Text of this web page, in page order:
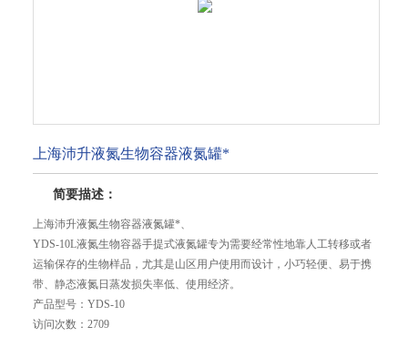
上海沛升液氮生物容器液氮罐*
简要描述：
上海沛升液氮生物容器液氮罐*、
YDS-10L液氮生物容器手提式液氮罐专为需要经常性地靠人工转移或者
运输保存的生物样品，尤其是山区用户使用而设计，小巧轻便、易于携
带、静态液氮日蒸发损失率低、使用经济。
产品型号： YDS-10
访问次数： 2709